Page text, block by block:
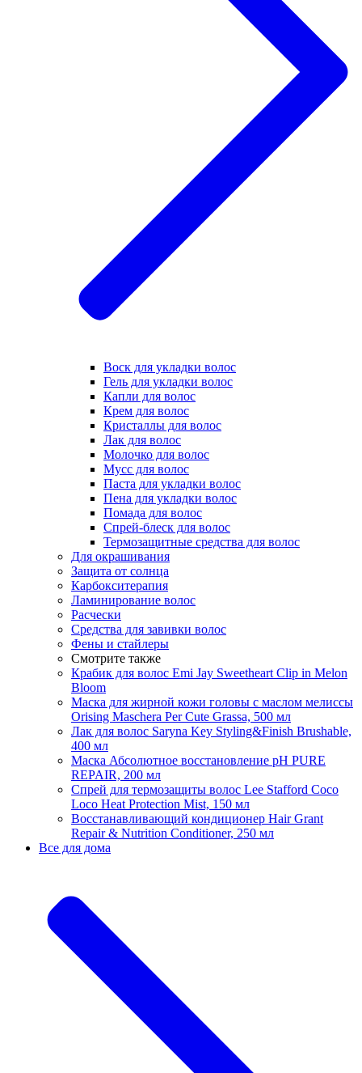
Воск для укладки волос
Гель для укладки волос
Капли для волос
Крем для волос
Кристаллы для волос
Лак для волос
Молочко для волос
Мусс для волос
Паста для укладки волос
Пена для укладки волос
Помада для волос
Спрей-блеск для волос
Термозащитные средства для волос
Для окрашивания
Защита от солнца
Карбокситерапия
Ламинирование волос
Расчески
Средства для завивки волос
Фены и стайлеры
Смотрите также
Крабик для волос Emi Jay Sweetheart Clip in Melon
Bloom
Маска для жирной кожи головы с маслом мелиссы
Orising Maschera Per Cute Grassa, 500 мл
Лак для волос Saryna Key Styling&Finish Brushable,
400 мл
Маска Абсолютное восстановление pH PURE
REPAIR, 200 мл
Спрей для термозащиты волос Lee Stafford Coco
Loco Heat Protection Mist, 150 мл
Восстанавливающий кондиционер Hair Grant
Repair & Nutrition Conditioner, 250 мл
Все для дома